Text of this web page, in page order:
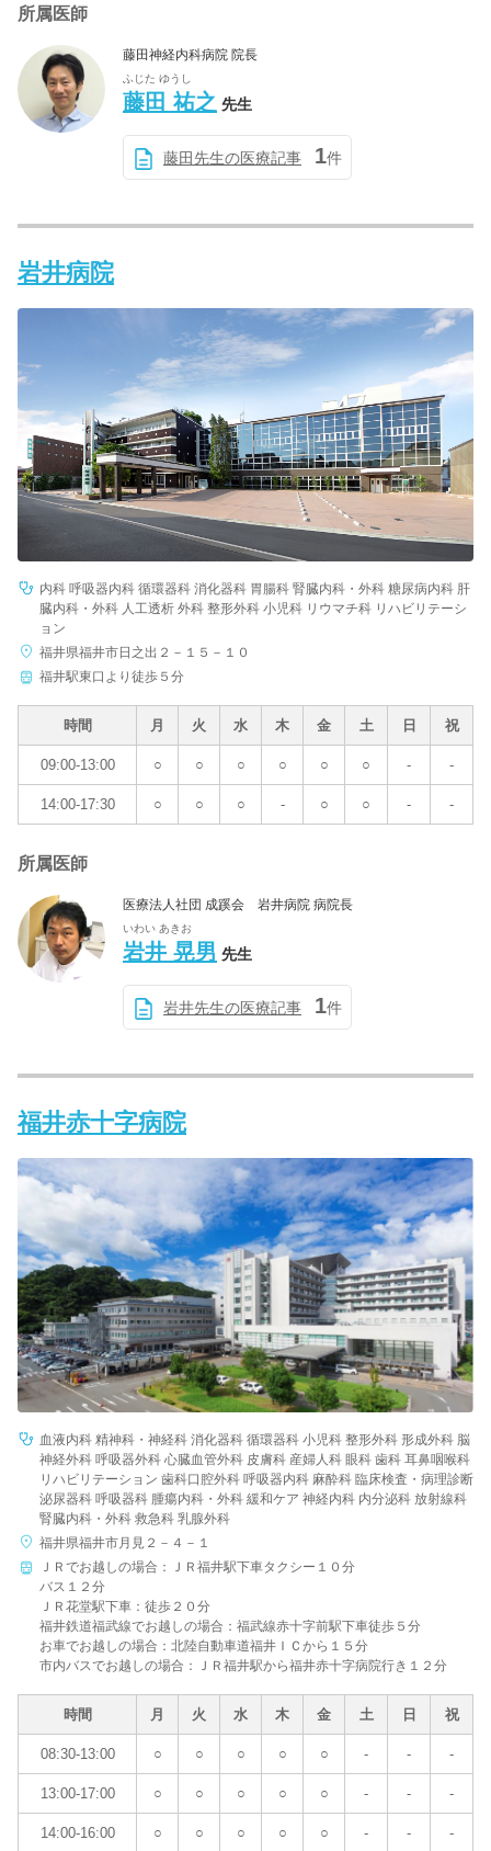
所属医師
藤田神経内科病院 院長
ふじた ゆうし
藤田 祐之 先生
藤田先生の医療記事 1件
岩井病院
内科 呼吸器内科 循環器科 消化器科 胃腸科 腎臓内科・外科 糖尿病内科 肝
臓内科・外科 人工透析 外科 整形外科 小児科 リウマチ科 リハビリテーシ
ョン
福井県福井市日之出２－１５－１０
福井駅東口より徒歩５分
時間 月 火 水 木 金 土 日 祝
09:00-13:00 ○ ○ ○ ○ ○ ○ - -
14:00-17:30 ○ ○ ○ - ○ ○ - -
所属医師
医療法人社団 成蹊会 岩井病院 病院長
いわい あきお
岩井 晃男 先生
岩井先生の医療記事 1件
福井赤十字病院
血液内科 精神科・神経科 消化器科 循環器科 小児科 整形外科 形成外科 脳
神経外科 呼吸器外科 心臓血管外科 皮膚科 産婦人科 眼科 歯科 耳鼻咽喉科
リハビリテーション 歯科口腔外科 呼吸器内科 麻酔科 臨床検査・病理診断
泌尿器科 呼吸器科 腫瘍内科・外科 緩和ケア 神経内科 内分泌科 放射線科
腎臓内科・外科 救急科 乳腺外科
福井県福井市月見２－４－１
ＪＲでお越しの場合：ＪＲ福井駅下車タクシー１０分
バス１２分
ＪＲ花堂駅下車：徒歩２０分
福井鉄道福武線でお越しの場合：福武線赤十字前駅下車徒歩５分
お車でお越しの場合：北陸自動車道福井ＩＣから１５分
市内バスでお越しの場合：ＪＲ福井駅から福井赤十字病院行き１２分
時間 月 火 水 木 金 土 日 祝
08:30-13:00 ○ ○ ○ ○ ○ - - -
13:00-17:00 ○ ○ ○ ○ ○ - - -
14:00-16:00 ○ ○ ○ ○ ○ - - -